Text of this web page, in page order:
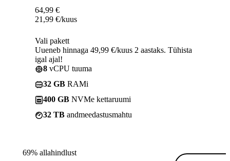
64,99 €
21,99 €/kuus
Vali pakett
Uueneb hinnaga 49,99 €/kuus 2 aastaks. Tühista
igal ajal!
8 vCPU tuuma
32 GB RAMi
400 GB NVMe kettaruumi
32 TB andmeedastusmahtu
69% allahindlust